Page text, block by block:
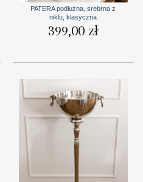
PATERA podłużna, srebrna z
niklu, klasyczna
399,00 zł